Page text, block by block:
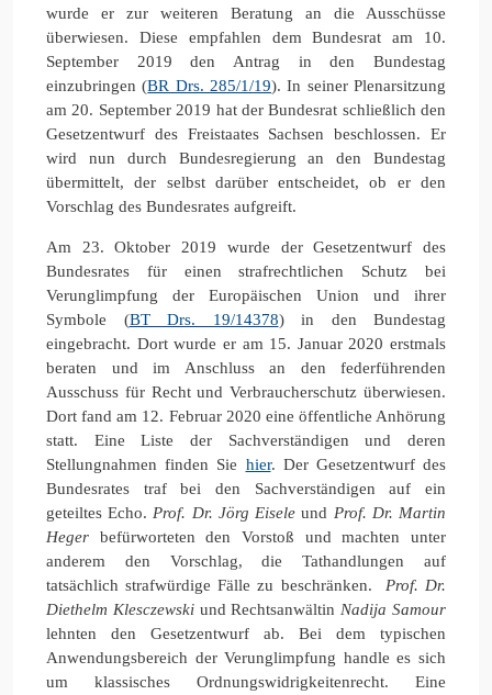
wurde er zur weiteren Beratung an die Ausschüsse
überwiesen. Diese empfahlen dem Bundesrat am 10.
September 2019 den Antrag in den Bundestag
einzubringen (BR Drs. 285/1/19). In seiner Plenarsitzung
am 20. September 2019 hat der Bundesrat schließlich den
Gesetzentwurf des Freistaates Sachsen beschlossen. Er
wird nun durch Bundesregierung an den Bundestag
übermittelt, der selbst darüber entscheidet, ob er den
Vorschlag des Bundesrates aufgreift.
Am 23. Oktober 2019 wurde der Gesetzentwurf des
Bundesrates für einen strafrechtlichen Schutz bei
Verunglimpfung der Europäischen Union und ihrer
Symbole (BT Drs. 19/14378) in den Bundestag
eingebracht. Dort wurde er am 15. Januar 2020 erstmals
beraten und im Anschluss an den federführenden
Ausschuss für Recht und Verbraucherschutz überwiesen.
Dort fand am 12. Februar 2020 eine öffentliche Anhörung
statt. Eine Liste der Sachverständigen und deren
Stellungnahmen finden Sie hier. Der Gesetzentwurf des
Bundesrates traf bei den Sachverständigen auf ein
geteiltes Echo. Prof. Dr. Jörg Eisele und Prof. Dr. Martin
Heger befürworteten den Vorstoß und machten unter
anderem den Vorschlag, die Tathandlungen auf
tatsächlich strafwürdige Fälle zu beschränken. Prof. Dr.
Diethelm Klesczewskiund Rechtsanwältin Nadija Samour
lehnten den Gesetzentwurf ab. Bei dem typischen
Anwendungsbereich der Verunglimpfung handle es sich
um klassisches Ordnungswidrigkeitenrecht. Eine